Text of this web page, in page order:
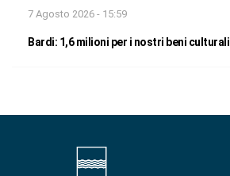
7 Agosto 2026 - 15:59
Bardi: 1,6 milioni per i nostri beni culturali